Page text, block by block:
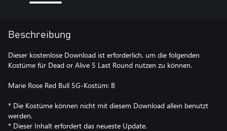
Beschreibung
Dieser kostenlose Download ist erforderlich, um die folgenden
Kostüme für Dead or Alive 5 Last Round nutzen zu können.
Marie Rose Red Bull 5G-Kostüm: B
* Die Kostüme können nicht mit diesem Download allein benutzt
werden.
* Dieser Inhalt erfordert das neueste Update.